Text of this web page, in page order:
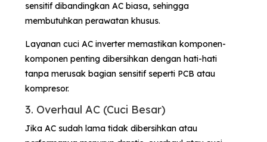
sensitif dibandingkan AC biasa, sehingga
membutuhkan perawatan khusus.
Layanan cuci AC inverter memastikan komponen-
komponen penting dibersihkan dengan hati-hati
tanpa merusak bagian sensitif seperti PCB atau
kompresor.
3. Overhaul AC (Cuci Besar)
Jika AC sudah lama tidak dibersihkan atau